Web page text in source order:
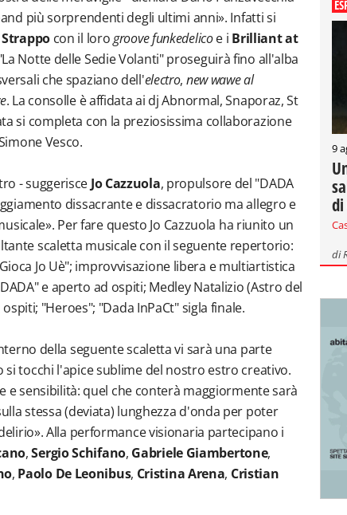
più sorprendenti degli ultimi anni». Infatti si
Strappo con il lorogroovefunkedelicoe i Brilliant at
Notte delle Sedie Volanti" proseguirà fino all'alba
che spaziano dell'electro, new wawe al
. La consolle è affidata ai dj Abnormal, Snaporaz, St
si completa con la preziosissima collaborazione
Vesco.
- suggerisce Jo Cazzuola, propulsore del "DADA
dissacrante e dissacratorio ma allegro e
Per fare questo Jo Cazzuola ha riunito un
scaletta musicale con il seguente repertorio:
Jo Uè"; improvvisazione libera e multiartistica
e aperto ad ospiti; Medley Natalizio (Astro del
"Heroes"; "Dada InPaCt" sigla finale.
della seguente scaletta vi sarà una parte
tocchi l'apice sublime del nostro estro creativo.
sensibilità: quel che conterà maggiormente sarà
stessa (deviata) lunghezza d'onda per poter
Alla performance visionaria partecipano i
,Sergio Schifano, Gabriele Giambertone,
, Paolo De Leonibus, Cristina Arena, Cristian
9
di
di